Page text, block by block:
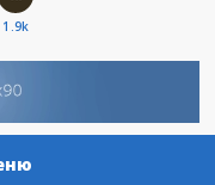
1.9k